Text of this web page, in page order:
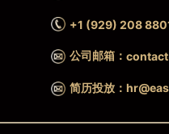
+1 (929) 208
公司邮箱：
简历投放：